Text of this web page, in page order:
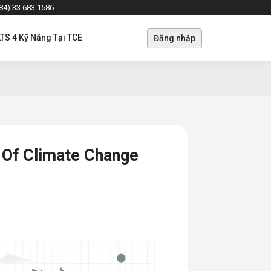
33 683 1586
4 Kỹ Năng Tại TCE Đăng nhập
Climate Change